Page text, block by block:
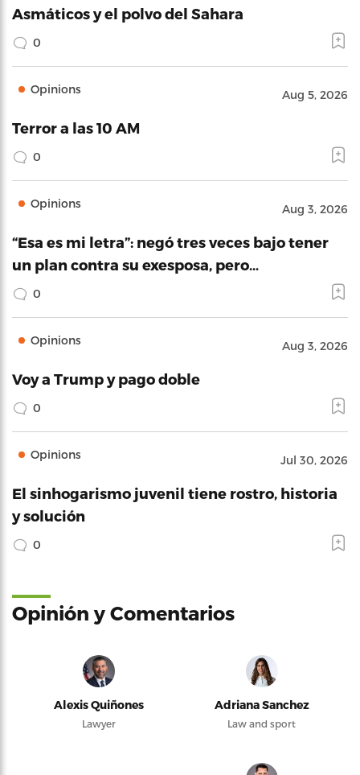
Asmáticos y el polvo del Sahara
0
Opinions Aug 5, 2026
Terror a las 10 AM
0
Opinions Aug 3, 2026
“Esa es mi letra”: negó tres veces bajo tener
un plan contra su exesposa, pero…
0
Opinions Aug 3, 2026
Voy a Trump y pago doble
0
Opinions Jul 30, 2026
El sinhogarismo juvenil tiene rostro, historia
y solución
0
Opinión y Comentarios
Alexis Quiñones
Lawyer
Adriana Sanchez
Law and sport